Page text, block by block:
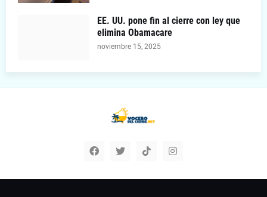
EE. UU. pone fin al cierre con ley que
elimina Obamacare
noviembre 15, 2025